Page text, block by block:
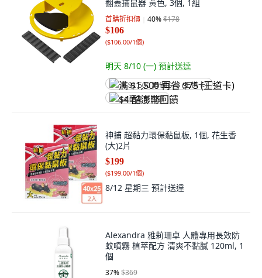
翻蓋捕鼠器 黃色, 3個, 1組
首購折扣價 40%$178
$106
($106.00/1個)
明天 8/10 (一) 預計送達
满 $1,500 再省 $75 (王道卡)
$4 酷澎幣回饋
神捕 超黏力環保黏鼠板, 1個, 花生香
(大)2片
$199
($199.00/1個)
8/12 星期三 預計送達
Alexandra 雅莉珊卓 人體專用長效防
蚊噴霧 植萃配方 清爽不黏膩 120ml, 1
個
37%$369